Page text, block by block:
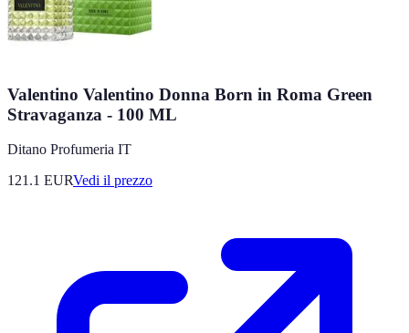
Valentino Valentino Donna Born in Roma Green
Stravaganza - 100 ML
Ditano Profumeria IT
121.1 EURVedi il prezzo